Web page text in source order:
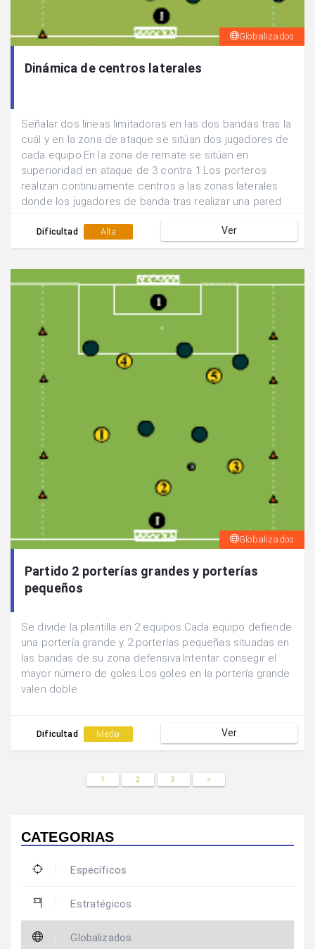
Globalizados
Dinámica de centros laterales
Señalar dos líneas limitadoras en las dos bandas tras la
cuál y en la zona de ataque se sitúan dos jugadores de
cada equipo.En la zona de remate se sitúan en
superioridad en ataque de 3 contra 1.Los porteros
realizan continuamente centros a las zonas laterales
donde los jugadores de banda tras realizar una pared
mayor nº de goles.
Dificultad Alta Ver
Globalizados
Partido 2 porterías grandes y porterías
pequeños
Se divide la plantilla en 2 equipos.Cada equipo defiende
una portería grande y 2 porterías pequeñas situadas en
las bandas de su zona defensiva.Intentar consegir el
mayor número de goles.Los goles en la portería grande
valen doble.
Dificultad Media Ver
1 2 3 >
CATEGORIAS
Específicos
Estratégicos
Globalizados